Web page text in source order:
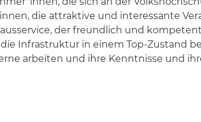
die attraktive und interessante
der freundlich und
Infrastruktur in einem Top-Zustand
arbeiten und ihre Kenntnisse und